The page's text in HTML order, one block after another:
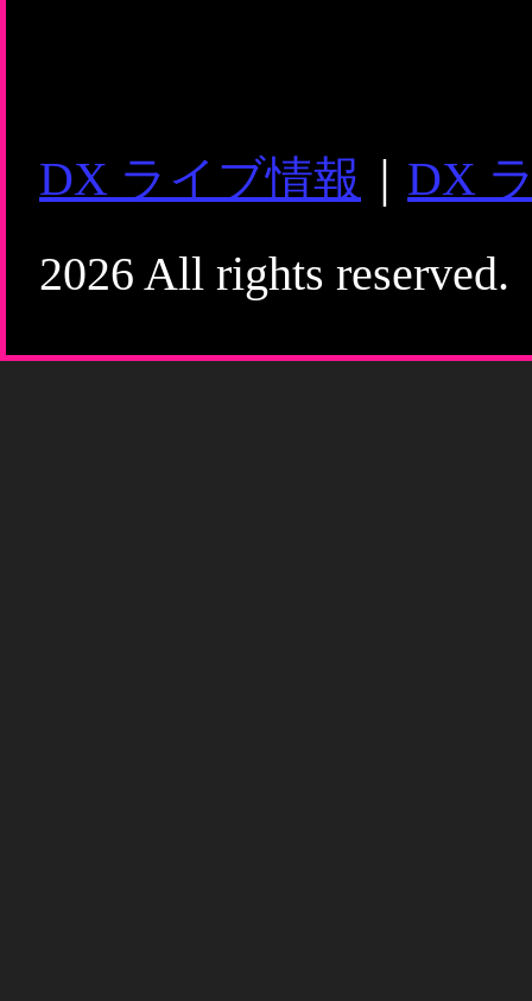
DX ライブ情報
DX
2026 All rights reserved.